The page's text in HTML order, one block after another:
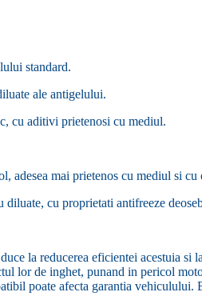
standard.
ale antigelului.
cu aditivi prietenosi cu mediul.
adesea mai prietenos cu mediul si cu
cu proprietati antifreeze
la reducerea eficientei acestuia
lor de inghet, punand in pericol
poate afecta garantia